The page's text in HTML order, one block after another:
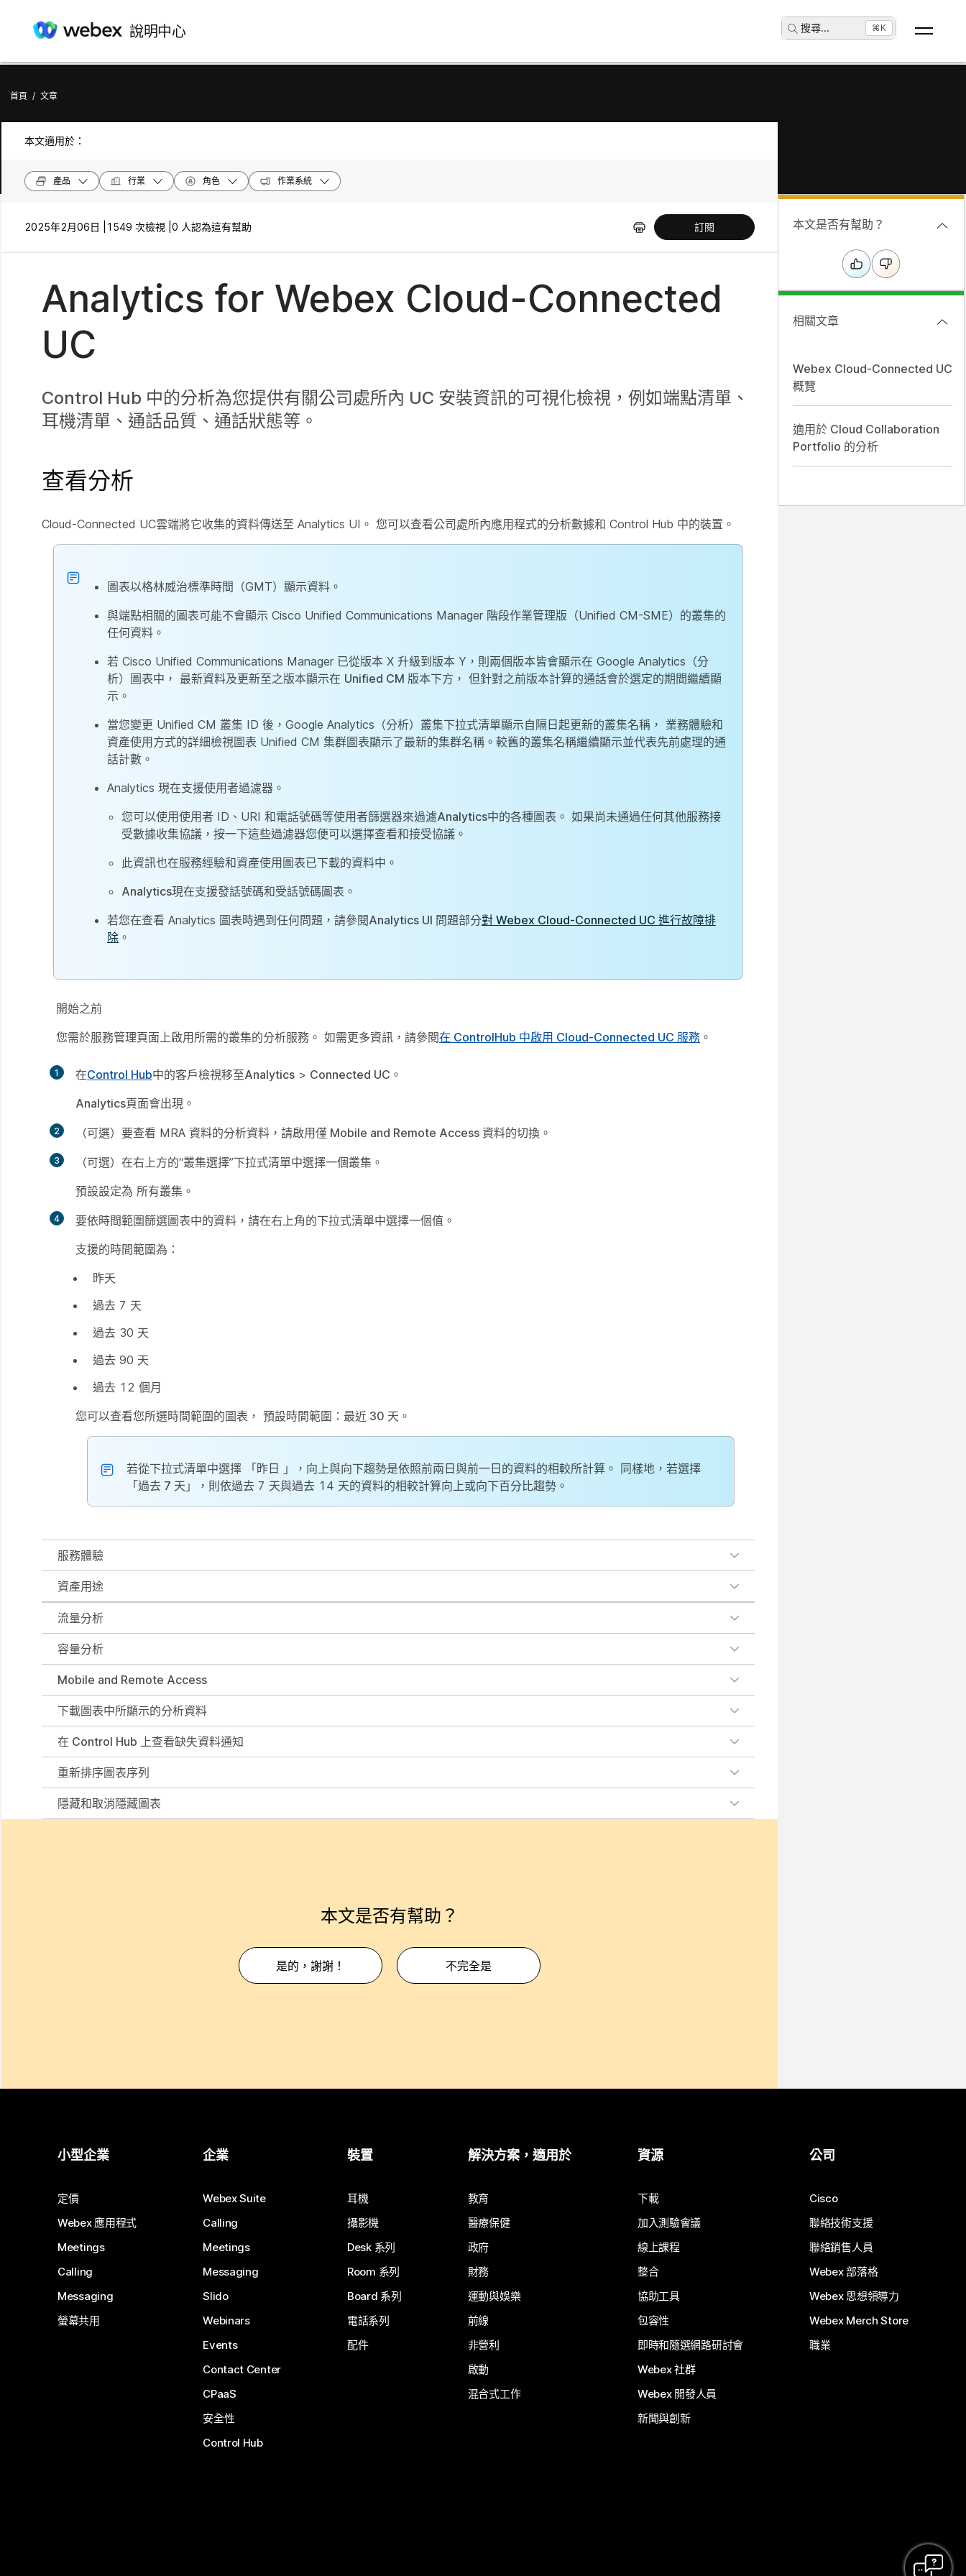
說明中心 搜尋... ⌘K
首頁 / 文章
本文適用於：
產品 行業 角色 作業系統
2025年2月06日 | 1549 次檢視 | 0 人認為這有幫助 訂閱
Analytics for Webex Cloud-Connected
UC
Control Hub 中的分析為您提供有關公司處所內 UC 安裝資訊的可視化檢視，例如端點清單、
耳機清單、通話品質、通話狀態等。
查看分析
Cloud-Connected UC雲端將它收集的資料傳送至 Analytics UI。 您可以查看公司處所內應用程式的分析數據和 Control Hub 中的裝置。
圖表以格林威治標準時間（GMT）顯示資料。
與端點相關的圖表可能不會顯示 Cisco Unified Communications Manager 階段作業管理版（Unified CM-SME）的叢集的
任何資料。
若 Cisco Unified Communications Manager 已從版本 X 升級到版本 Y，則兩個版本皆會顯示在 Google Analytics（分
析）圖表中， 最新資料及更新至之版本顯示在 Unified CM 版本下方， 但針對之前版本計算的通話會於選定的期間繼續顯
示。
當您變更 Unified CM 叢集 ID 後，Google Analytics（分析）叢集下拉式清單顯示自隔日起更新的叢集名稱， 業務體驗和
資產使用方式的詳細檢視圖表 Unified CM 集群圖表顯示了最新的集群名稱。較舊的叢集名稱繼續顯示並代表先前處理的通
話計數。
Analytics 現在支援使用者過濾器。
您可以使用使用者 ID、URI 和電話號碼等使用者篩選器來過濾Analytics中的各種圖表。 如果尚未通過任何其他服務接
受數據收集協議，按一下這些過濾器您便可以選擇查看和接受協議。
此資訊也在服務經驗和資產使用 圖表已下載的資料中。
Analytics現在支援發話號碼和受話號碼圖表。
若您在查看 Analytics 圖表時遇到任何問題，請參閱Analytics UI 問題部分對 Webex Cloud-Connected UC 進行故障排
除 。
開始之前
您需於服務管理頁面上啟用所需的叢集的分析服務。 如需更多資訊，請參閱在 ControlHub 中啟用 Cloud-Connected UC 服務 。
1 在Control Hub中的客戶檢視移至Analytics > Connected UC 。
Analytics頁面會出現。
2 （可選）要查看 MRA 資料的分析資料，請啟用僅 Mobile and Remote Access 資料的切換。
3
（可選）在右上方的“叢集選擇”下拉式清單中選擇一個叢集。
預設設定為 所有叢集 。
4
要依時間範圍篩選圖表中的資料，請在右上角的下拉式清單中選擇一個值。
支援的時間範圍為：
昨天
過去 7 天
過去 30 天
過去 90 天
過去 12 個月
您可以查看您所選時間範圍的圖表， 預設時間範圍： 最近 30 天 。
若從下拉式清單中選擇 「昨日
」，向上與向下趨勢是依照前兩日與前一日的資料的相較所計算。 同樣地，若選擇
「過去 7 天 」，則依過去 7 天與過去 14 天的資料的相較計算向上或向下百分比趨勢。
服務體驗
資產用途
流量分析
容量分析
Mobile and Remote Access
下載圖表中所顯示的分析資料
在 Control Hub 上查看缺失資料通知
重新排序圖表序列
隱藏和取消隱藏圖表
本文是否有幫助？
是的，謝謝！ 不完全是
本文是否有幫助？
相關文章
Webex Cloud-Connected UC
概覽
適用於 Cloud Collaboration
Portfolio 的分析
小型企業
定價
Webex 應用程式
Meetings
Calling
Messaging
螢幕共用
企業
Webex Suite
Calling
Meetings
Messaging
Slido
Webinars
Events
Contact Center
CPaaS
安全性
Control Hub
裝置
耳機
攝影機
Desk 系列
Room 系列
Board 系列
電話系列
配件
解決方案，適用於
教育
醫療保健
政府
財務
運動與娛樂
前線
非營利
啟動
混合式工作
資源
下載
加入測驗會議
線上課程
整合
協助工具
包容性
即時和隨選網路研討會
Webex 社群
Webex 開發人員
新聞與創新
公司
Cisco
聯絡技術支援
聯絡銷售人員
Webex 部落格
Webex 思想領導力
Webex Merch Store
職業